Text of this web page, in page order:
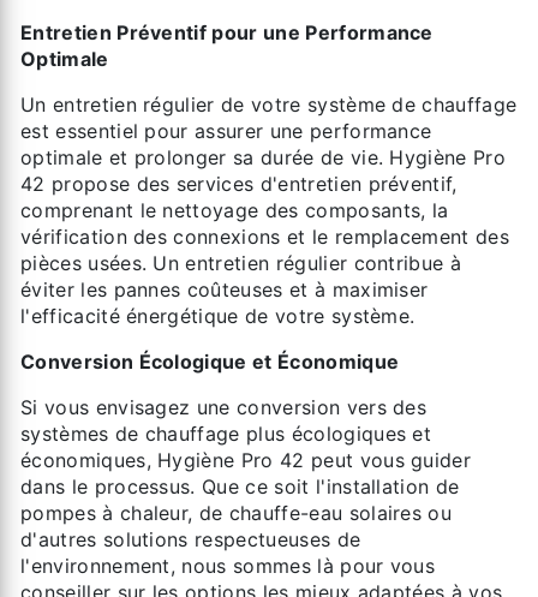
Entretien Préventif pour une Performance
Optimale
Un entretien régulier de votre système de chauffage
est essentiel pour assurer une performance
optimale et prolonger sa durée de vie. Hygiène Pro
42 propose des services d'entretien préventif,
comprenant le nettoyage des composants, la
vérification des connexions et le remplacement des
pièces usées. Un entretien régulier contribue à
éviter les pannes coûteuses et à maximiser
l'efficacité énergétique de votre système.
Conversion Écologique et Économique
Si vous envisagez une conversion vers des
systèmes de chauffage plus écologiques et
économiques, Hygiène Pro 42 peut vous guider
dans le processus. Que ce soit l'installation de
pompes à chaleur, de chauffe-eau solaires ou
d'autres solutions respectueuses de
l'environnement, nous sommes là pour vous
conseiller sur les options les mieux adaptées à vos